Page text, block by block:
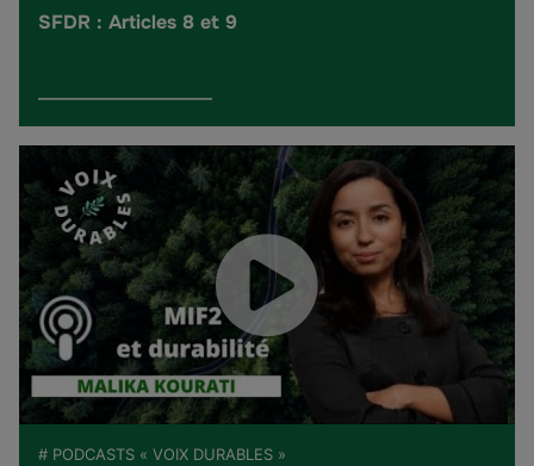
SFDR : Articles 8 et 9
# PODCASTS « VOIX DURABLES »